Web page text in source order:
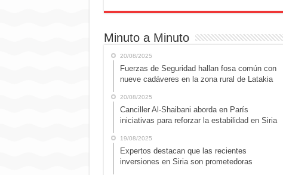
Minuto a Minuto
20/08/2025
Fuerzas de Seguridad hallan fosa común con
nueve cadáveres en la zona rural de Latakia
20/08/2025
Canciller Al-Shaibani aborda en París
iniciativas para reforzar la estabilidad en Siria
19/08/2025
Expertos destacan que las recientes
inversiones en Siria son prometedoras